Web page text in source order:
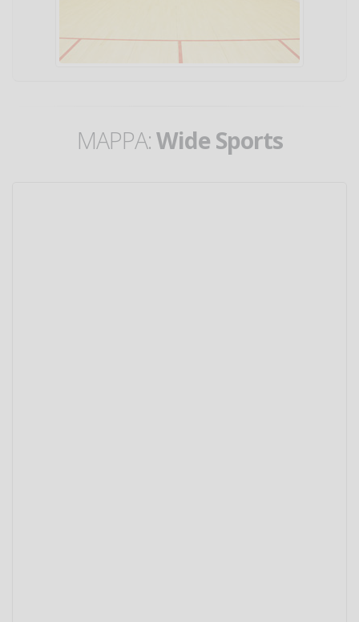
MAPPA:Wide Sports